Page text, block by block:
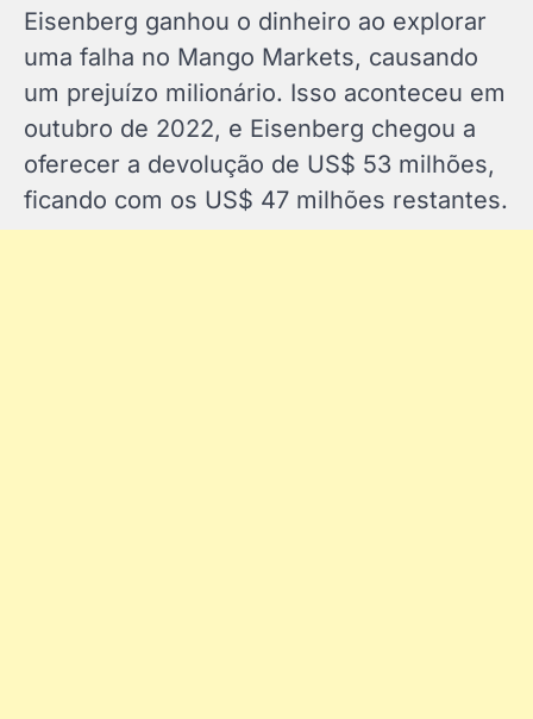
Eisenberg ganhou o dinheiro ao explorar
uma falha no Mango Markets, causando
um prejuízo milionário. Isso aconteceu em
outubro de 2022, e Eisenberg chegou a
oferecer a devolução de US$ 53 milhões,
ficando com os US$ 47 milhões restantes.